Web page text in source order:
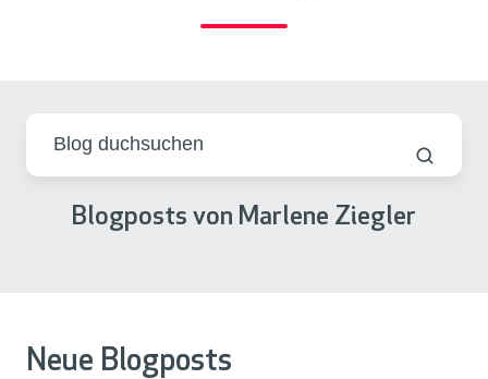
Blogposts von Marlene Ziegler
Neue Blogposts